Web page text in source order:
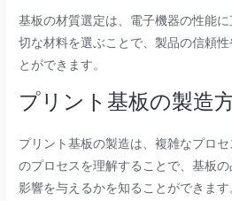
基板の材質選定は、電子機器の性能
切な材料を選ぶことで、製品の信頼
とができます。
プリント基板の製造
プリント基板の製造は、複雑なプロ
のプロセスを理解することで、基板
影響を与えるかを知ることができま